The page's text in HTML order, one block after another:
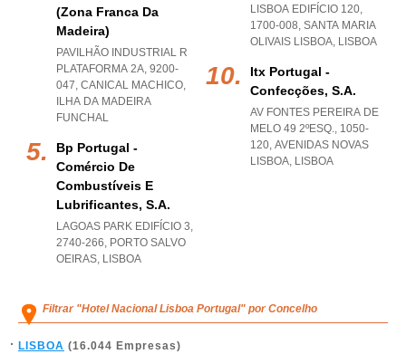
(zona Franca Da
Madeira)
PAVILHÃO INDUSTRIAL R
PLATAFORMA 2A, 9200-
047, CANICAL MACHICO,
ILHA DA MADEIRA
FUNCHAL
Bp Portugal -
Comércio De
Combustíveis E
Lubrificantes, S.a.
LAGOAS PARK EDIFÍCIO 3,
2740-266, PORTO SALVO
OEIRAS, LISBOA
LISBOA EDIFÍCIO 120,
1700-008, SANTA MARIA
OLIVAIS LISBOA, LISBOA
Itx Portugal -
Confecções, S.a.
AV FONTES PEREIRA DE
MELO 49 2ºESQ., 1050-
120, AVENIDAS NOVAS
LISBOA, LISBOA
Filtrar "Hotel Nacional Lisboa Portugal" por Concelho
LISBOA (16.044 Empresas)